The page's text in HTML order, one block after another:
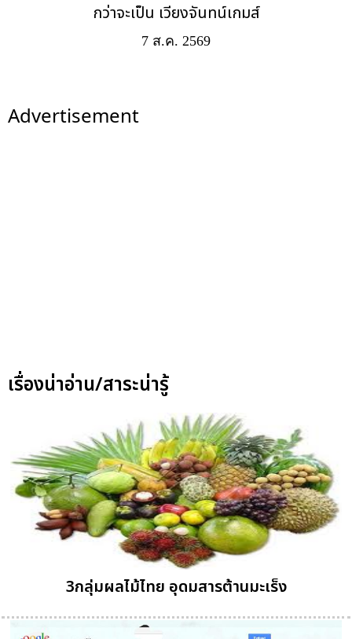
กว่าจะเป็น เวียงจันทน์เกมส์
7 ส.ค. 2569
Advertisement
เรื่องน่าอ่าน/สาระน่ารู้
3กลุ่มผลไม้ไทย อุดมสารต้านมะเร็ง